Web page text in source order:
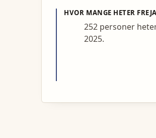
HVOR MANGE HETER FREJA
252 personer
2025.